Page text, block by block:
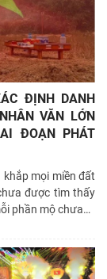
ĐỊNH DANH
VĂN LỚN
ĐOẠN PHÁT
mọi miền đất
được tìm thấy
phần mộ chưa…